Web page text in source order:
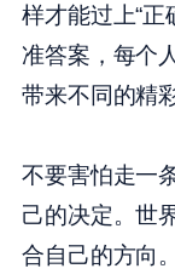
样才能过上“
准答案，每个
带来不同的精彩
不要害怕走一
己的决定。世
合自己的方向